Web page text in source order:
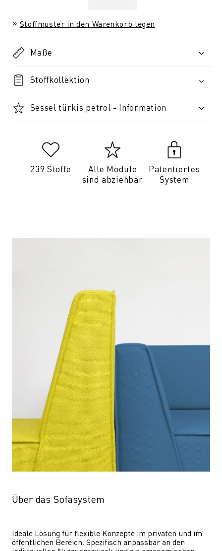
Stoffmuster in den Warenkorb legen
Maße
Stoffkollektion
Sessel türkis petrol - Information
239 Stoffe
Alle Module
sind abziehbar
Patentiertes
System
Über das Sofasystem
Ideale Lösung für flexible Konzepte im privaten und im
öffentlichen Bereich. Spezifisch anpassbar an den